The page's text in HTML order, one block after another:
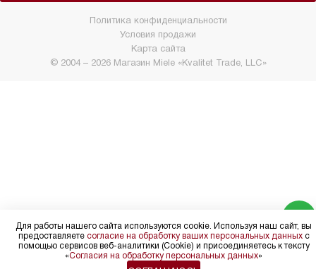
© 2004 – 2026 Магазин Miele «Kvalitet Trade, LLC»
Политика конфиденциальности
Условия продажи
Карта сайта
Для работы нашего сайта используются cookie. Используя наш сайт, вы
предоставляете согласие на обработку ваших персональных данныхс
помощью сервисов веб-аналитики (Cookie) и присоединяетесь к тексту
«Согласия на обработку персональных данных»